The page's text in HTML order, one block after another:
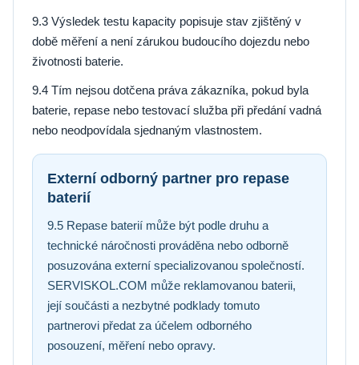
9.3 Výsledek testu kapacity popisuje stav zjištěný v
době měření a není zárukou budoucího dojezdu nebo
životnosti baterie.
9.4 Tím nejsou dotčena práva zákazníka, pokud byla
baterie, repase nebo testovací služba při předání vadná
nebo neodpovídala sjednaným vlastnostem.
Externí odborný partner pro repase
baterií
9.5 Repase baterií může být podle druhu a
technické náročnosti prováděna nebo odborně
posuzována externí specializovanou společností.
SERVISKOL.COM může reklamovanou baterii,
její součásti a nezbytné podklady tomuto
partnerovi předat za účelem odborného
posouzení, měření nebo opravy.